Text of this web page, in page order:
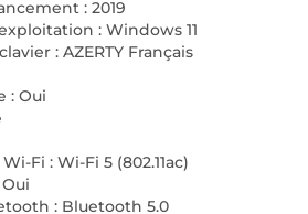
: 2019
: Windows 11
: AZERTY Français
: Oui
Fi : Wi-Fi 5 (802.11ac)
: Bluetooth 5.0